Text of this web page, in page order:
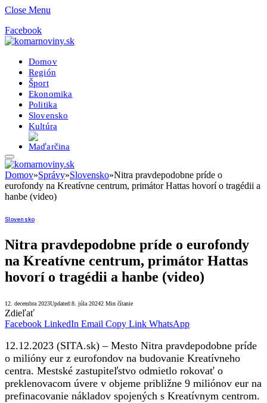
Close Menu
Facebook
Domov
Región
Šport
Ekonomika
Politika
Slovensko
Kultúra
Domov»Správy»Slovensko»Nitra pravdepodobne príde o
eurofondy na Kreatívne centrum, primátor Hattas hovorí o tragédii a
hanbe (video)
Slovensko
Nitra pravdepodobne príde o eurofondy
na Kreatívne centrum, primátor Hattas
hovorí o tragédii a hanbe (video)
12. decembra 2023Updated:8. júla 20242 Min čítanie
Zdieľať
Facebook LinkedIn Email Copy Link WhatsApp
12.12.2023 (SITA.sk) – Mesto Nitra pravdepodobne príde
o milióny eur z eurofondov na budovanie Kreatívneho
centra. Mestské zastupiteľstvo odmietlo rokovať o
preklenovacom úvere v objeme približne 9 miliónov eur na
prefinacovanie nákladov spojených s Kreatívnym centrom.